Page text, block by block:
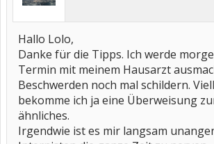
Hallo Lolo,
Danke für die Tipps. Ich werde
Termin mit meinem Hausarzt
Beschwerden noch mal schildern.
bekomme ich ja eine Überweisung
ähnliches.
Irgendwie ist es mir langsam